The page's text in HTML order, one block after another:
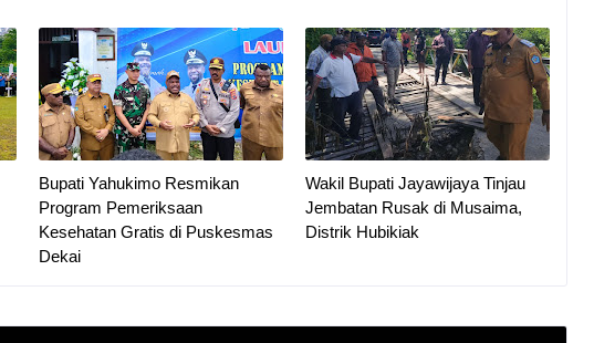
Bupati Yahukimo Resmikan
Program Pemeriksaan
Kesehatan Gratis di Puskesmas
Dekai
Wakil Bupati Jayawijaya Tinjau
Jembatan Rusak di Musaima,
Distrik Hubikiak